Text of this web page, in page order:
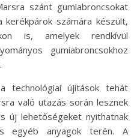
szánt gumiabroncsokat
számára készült,
is, amelyek rendkívül
gumiabroncsokhoz
technológiai újítások tehát
való utazás során lesznek
új lehetőségeket nyithatnak
egyéb anyagok terén. A